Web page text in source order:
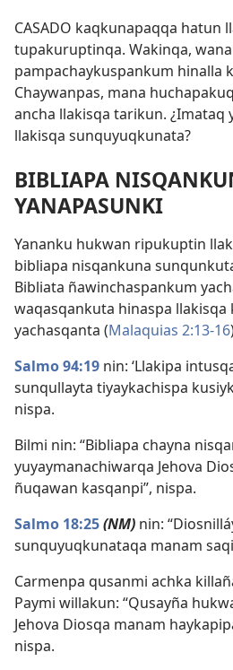
CASADO kaqkunapaqqa hatun
tupakuruptinqa. Wakinqa,
pampachaykuspankum hinalla
Chaywanpas, mana
ancha llakisqa tarikun. ¿Imataq
llakisqa sunquyuqkunata?
BIBLIAPA
YANAPASUNKI
Yananku hukwan ripukuptin
bibliapa nisqankuna
Bibliata ñawinchaspankum
waqasqankuta hinaspa llakisqa
yachasqanta (Malaquias 2:13-16
Salmo 94:19 nin: ‘Llakipa
sunqullayta tiyaykachispa
nispa.
Bilmi nin: “Bibliapa chayna
yuyaymanachiwarqa Jehova
ñuqawan kasqanpi”, nispa.
Salmo 18:25(NM) nin:
sunquyuqkunataqa manam
Carmenpa qusanmi achka
Paymi willakun: “Qusayña
Jehova Diosqa manam
nispa.